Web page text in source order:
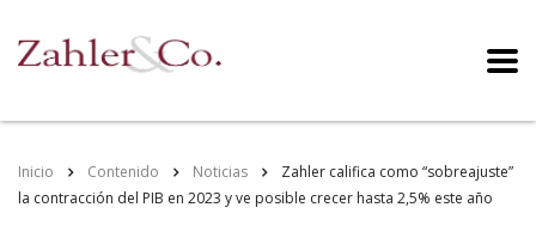
Inicio Contenido Noticias
Zahler califica como “sobreajuste”
la contracción del PIB en 2023 y ve posible crecer hasta 2,5% este año